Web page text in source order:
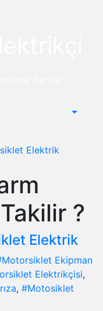
Elektrik
?
Elektrik
Ekipman
Elektrikçisi,
, #Motosiklet